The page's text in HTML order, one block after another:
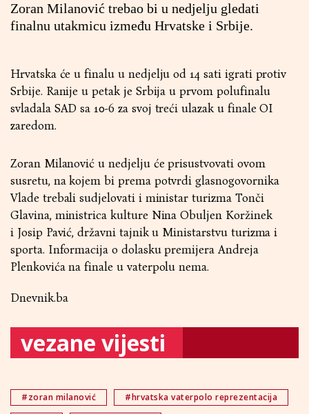
Zoran Milanović trebao bi u nedjelju gledati
finalnu utakmicu između Hrvatske i Srbije.
Hrvatska će u finalu u nedjelju od 14 sati igrati protiv
Srbije. Ranije u petak je Srbija u prvom polufinalu
svladala SAD sa 10-6 za svoj treći ulazak u finale OI
zaredom.
Zoran Milanović u nedjelju će prisustvovati ovom
susretu, na kojem bi prema potvrdi glasnogovornika
Vlade trebali sudjelovati i ministar turizma Tonči
Glavina, ministrica kulture Nina Obuljen Koržinek
i Josip Pavić, državni tajnik u Ministarstvu turizma i
sporta. Informacija o dolasku premijera Andreja
Plenkovića na finale u vaterpolu nema.
Dnevnik.ba
vezane vijesti
#zoran milanović
#hrvatska vaterpolo reprezentacija